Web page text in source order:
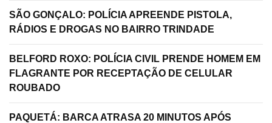
SÃO GONÇALO: POLÍCIA APREENDE PISTOLA,
RÁDIOS E DROGAS NO BAIRRO TRINDADE
BELFORD ROXO: POLÍCIA CIVIL PRENDE HOMEM EM
FLAGRANTE POR RECEPTAÇÃO DE CELULAR
ROUBADO
PAQUETÁ: BARCA ATRASA 20 MINUTOS APÓS